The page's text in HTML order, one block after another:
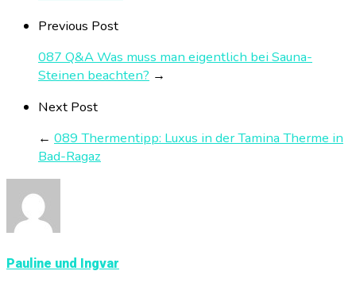
Previous Post
087 Q&A Was muss man eigentlich bei Sauna-
Steinen beachten? →
Next Post
← 089 Thermentipp: Luxus in der Tamina Therme in
Bad-Ragaz
Pauline und Ingvar